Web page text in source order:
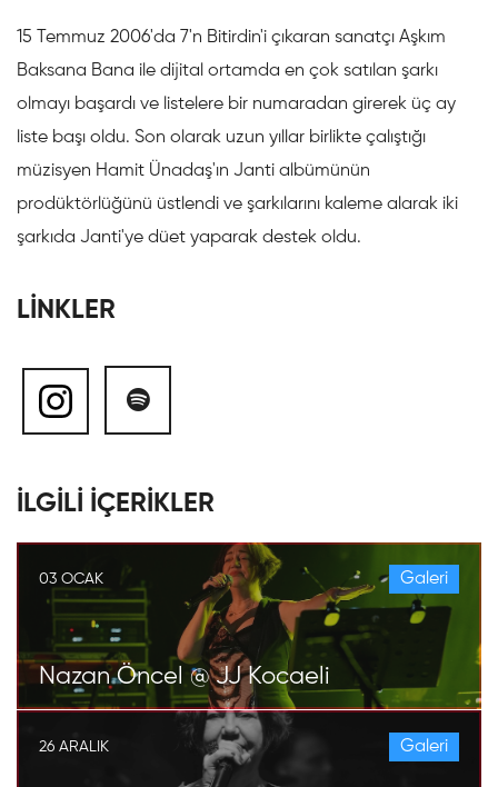
15 Temmuz 2006'da 7'n Bitirdin'i çıkaran sanatçı Aşkım
Baksana Bana ile dijital ortamda en çok satılan şarkı
olmayı başardı ve listelere bir numaradan girerek üç ay
liste başı oldu. Son olarak uzun yıllar birlikte çalıştığı
müzisyen Hamit Ünadaş'ın Janti albümünün
prodüktörlüğünü üstlendi ve şarkılarını kaleme alarak iki
şarkıda Janti'ye düet yaparak destek oldu.
LİNKLER
İLGİLİ İÇERİKLER
03 OCAK Galeri
Nazan Öncel @ JJ Kocaeli
26 ARALIK Galeri